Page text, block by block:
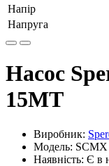
Напір
Напруга
Насос
15MT
Виробник:
Модель:
Наявність: Є в